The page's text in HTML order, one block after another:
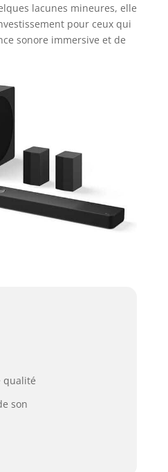
lacunes mineures, elle
pour ceux qui
sonore immersive et de
qualité
son